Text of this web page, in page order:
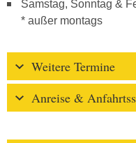
Samstag, Sonntag &
* außer montags
Weitere Termine
Anreise &